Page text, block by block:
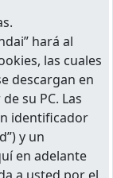
hará al
las cuales
descargan en
su PC. Las
identificador
y un
en adelante
a usted por el